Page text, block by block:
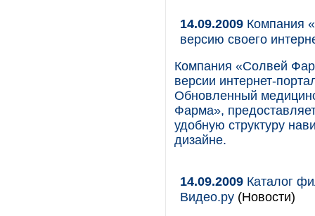
14.09.2009 Компания
версию своего
Компания «Солвей
версии интернет-
Обновленный
Фарма»,
удобную структуру
дизайне.
14.09.2009 Каталог
Видео.ру (Новости)